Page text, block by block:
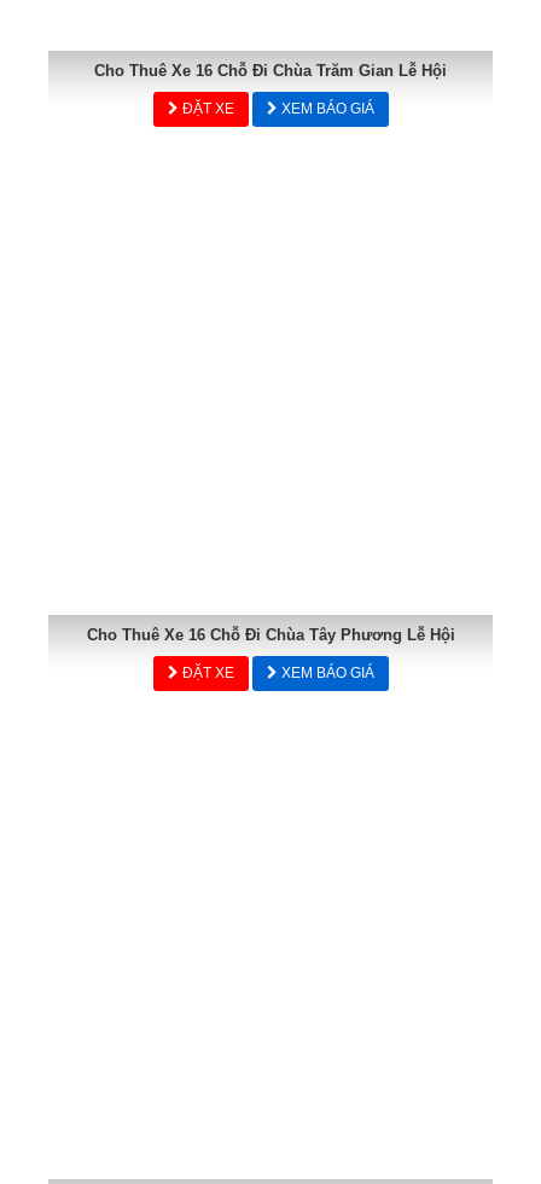
Cho Thuê Xe 16 Chỗ Đi Chùa Trăm Gian Lễ Hội
ĐẶT XE XEM BÁO GIÁ
Cho Thuê Xe 16 Chỗ Đi Chùa Tây Phương Lễ Hội
ĐẶT XE XEM BÁO GIÁ